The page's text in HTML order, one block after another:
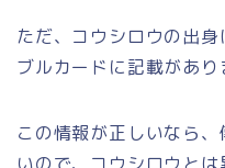
ただ、コウシロウの出
ブルカードに記載があり
この情報が正しいなら